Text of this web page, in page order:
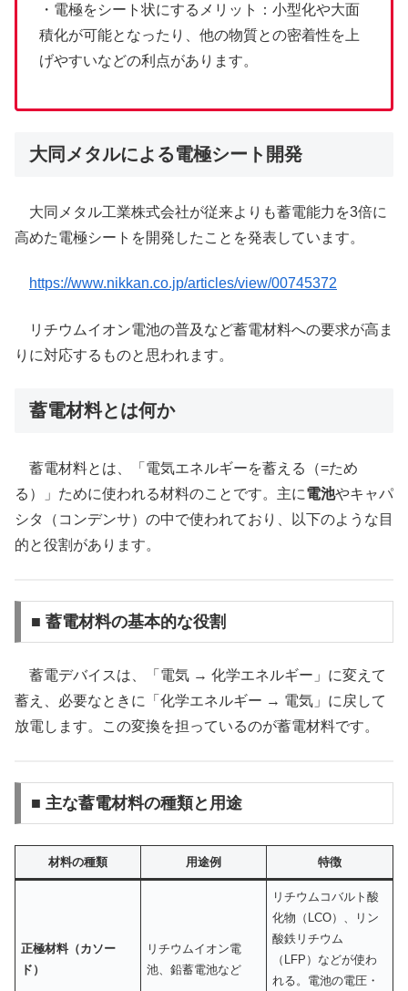
・電極をシート状にするメリット：小型化や大面
積化が可能となったり、他の物質との密着性を上
げやすいなどの利点があります。
大同メタルによる電極シート開発
​大同メタル工業株式会社が従来よりも蓄電能力を3倍に
高めた電極シートを開発したことを発表しています。​
https://www.nikkan.co.jp/articles/view/00745372
リチウムイオン電池の普及など蓄電材料への要求が高ま
りに対応するものと思われます。
蓄電材料とは何か
蓄電材料とは、「電気エネルギーを蓄える（=ため
る）」ために使われる材料のことです。主に電池やキャパ
シタ（コンデンサ）の中で使われており、以下のような目
的と役割があります。
■ 蓄電材料の基本的な役割
蓄電デバイスは、「電気 → 化学エネルギー」に変えて
蓄え、必要なときに「化学エネルギー → 電気」に戻して
放電します。この変換を担っているのが蓄電材料です。
■ 主な蓄電材料の種類と用途
材料の種類 用途例 特徴
正極材料（カソー
ド）
リチウムイオン電
池、鉛蓄電池など
リチウムコバルト酸
化物（LCO）、リン
酸鉄リチウム
（LFP）などが使わ
れる。電池の電圧・